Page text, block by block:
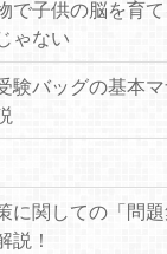
で子供の脳を育
ゃない
験バッグの基本
に関しての「問
説！